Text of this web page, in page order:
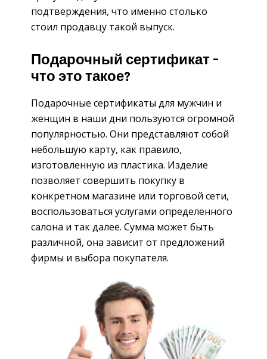
подтверждения, что именно столько
стоил продавцу такой выпуск.
Подарочный сертификат –
что это такое?
Подарочные сертификаты для мужчин и
женщин в наши дни пользуются огромной
популярностью. Они представляют собой
небольшую карту, как правило,
изготовленную из пластика. Изделие
позволяет совершить покупку в
конкретном магазине или торговой сети,
воспользоваться услугами определенного
салона и так далее. Сумма может быть
различной, она зависит от предложений
фирмы и выбора покупателя.